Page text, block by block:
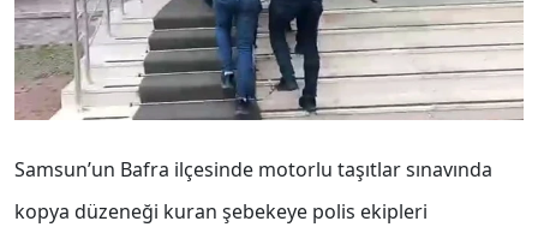
Samsun’un Bafra ilçesinde motorlu taşıtlar sınavında
kopya düzeneği kuran şebekeye polis ekipleri